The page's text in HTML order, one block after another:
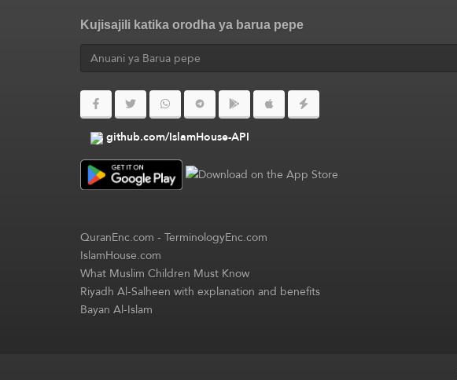
Kujisajili katika orodha ya barua pepe
github.com/IslamHouse-API
QuranEnc.com-TerminologyEnc.com
IslamHouse.com
What Muslim Children Must Know
Riyadh Al-Salheen with explanation and benefits
Bayan Al-Islam